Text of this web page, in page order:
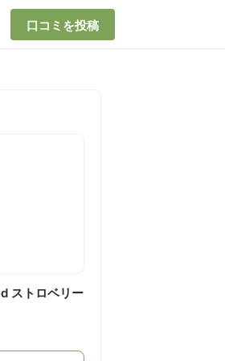
口コミを投稿
ストロベリー